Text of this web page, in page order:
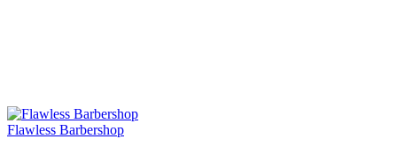
Flawless Barbershop